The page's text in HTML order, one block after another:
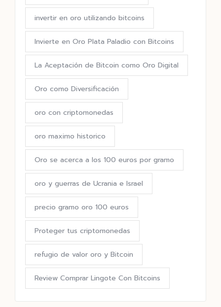
invertir en oro utilizando bitcoins
Invierte en Oro Plata Paladio con Bitcoins
La Aceptación de Bitcoin como Oro Digital
Oro como Diversificación
oro con criptomonedas
oro maximo historico
Oro se acerca a los 100 euros por gramo
oro y guerras de Ucrania e Israel
precio gramo oro 100 euros
Proteger tus criptomonedas
refugio de valor oro y Bitcoin
Review Comprar Lingote Con Bitcoins